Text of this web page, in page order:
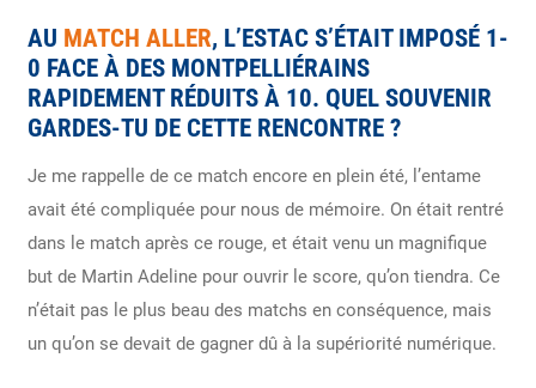
AU MATCH ALLER, L’ESTAC S’ÉTAIT IMPOSÉ 1-
0 FACE À DES MONTPELLIÉRAINS
RAPIDEMENT RÉDUITS À 10. QUEL SOUVENIR
GARDES-TU DE CETTE RENCONTRE ?
Je me rappelle de ce match encore en plein été, l’entame
avait été compliquée pour nous de mémoire. On était rentré
dans le match après ce rouge, et était venu un magnifique
but de Martin Adeline pour ouvrir le score, qu’on tiendra. Ce
n’était pas le plus beau des matchs en conséquence, mais
un qu’on se devait de gagner dû à la supériorité numérique.